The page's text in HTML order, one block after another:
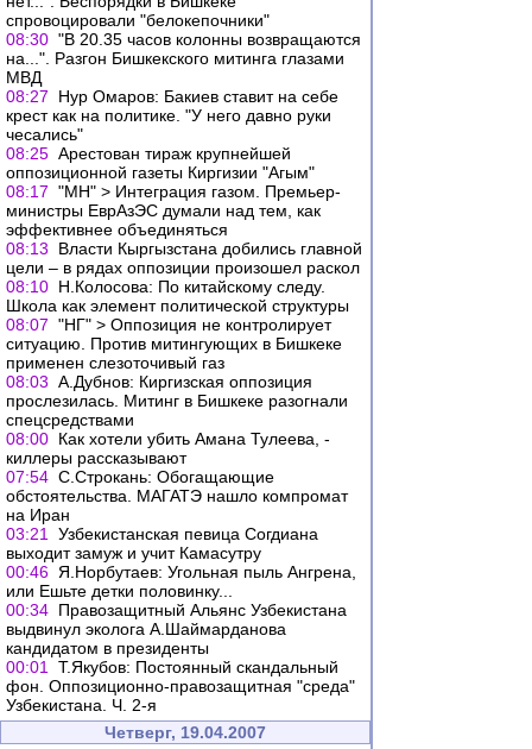
спровоцировали "белокепочники"
08:30 "В 20.35 часов колонны возвращаются
на...". Разгон Бишкекского митинга глазами
МВД
08:27
Нур Омаров: Бакиев ставит на себе
крест как на политике. "У него давно руки
чесались"
08:25 Арестован тираж крупнейшей
оппозиционной газеты Киргизии "Агым"
08:17 "МН" > Интеграция газом. Премьер-
министры ЕврАзЭС думали над тем, как
эффективнее объединяться
08:13
Власти Кыргызстана добились главной
цели – в рядах оппозиции произошел раскол
08:10 Н.Колосова: По китайскому следу.
Школа как элемент политической структуры
08:07 "НГ" > Оппозиция не контролирует
ситуацию. Против митингующих в Бишкеке
применен слезоточивый газ
08:03 А.Дубнов: Киргизская оппозиция
прослезилась. Митинг в Бишкеке разогнали
спецсредствами
08:00 Как хотели убить Амана Тулеева, -
киллеры рассказывают
07:54 С.Строкань: Обогащающие
обстоятельства. МАГАТЭ нашло компромат
на Иран
03:21
Узбекистанская певица Согдиана
выходит замуж и учит Камасутру
00:46 Я.Норбутаев: Угольная пыль Ангрена,
или Ешьте детки половинку...
00:34 Правозащитный Альянс Узбекистана
выдвинул эколога А.Шаймарданова
кандидатом в президенты
00:01
Т.Якубов: Постоянный скандальный
фон. Оппозиционно-правозащитная "среда"
Узбекистана. Ч. 2-я
Четверг, 19.04.2007